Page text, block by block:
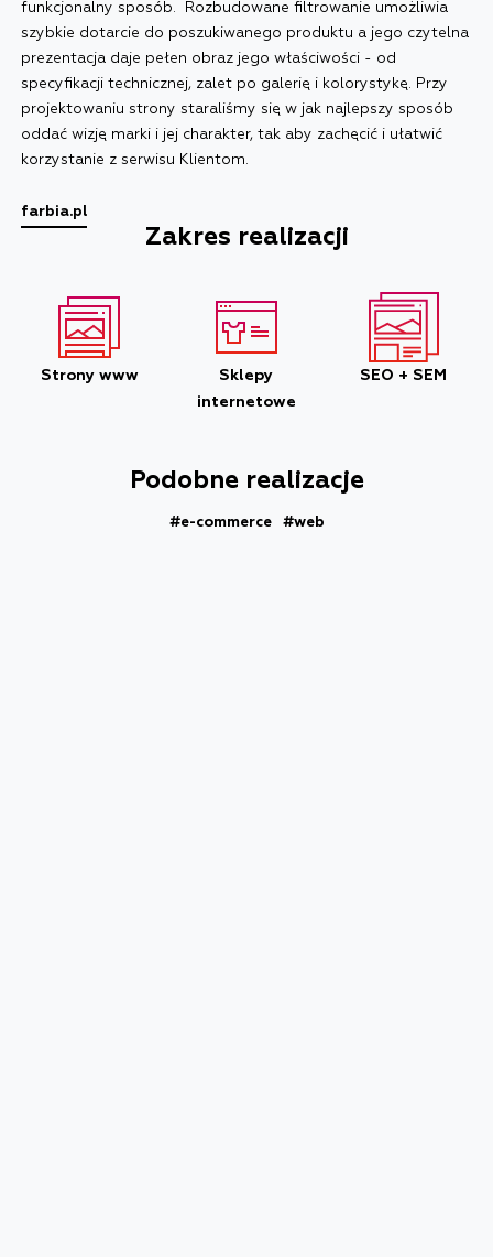
funkcjonalny sposób. Rozbudowane filtrowanie umożliwia
szybkie dotarcie do poszukiwanego produktu a jego czytelna
prezentacja daje pełen obraz jego właściwości - od
specyfikacji technicznej, zalet po galerię i kolorystykę. Przy
projektowaniu strony staraliśmy się w jak najlepszy sposób
oddać wizję marki i jej charakter, tak aby zachęcić i ułatwić
korzystanie z serwisu Klientom.
farbia.pl
Zakres realizacji
Strony www
Sklepy
internetowe
SEO + SEM
Podobne realizacje
#e-commerce #web